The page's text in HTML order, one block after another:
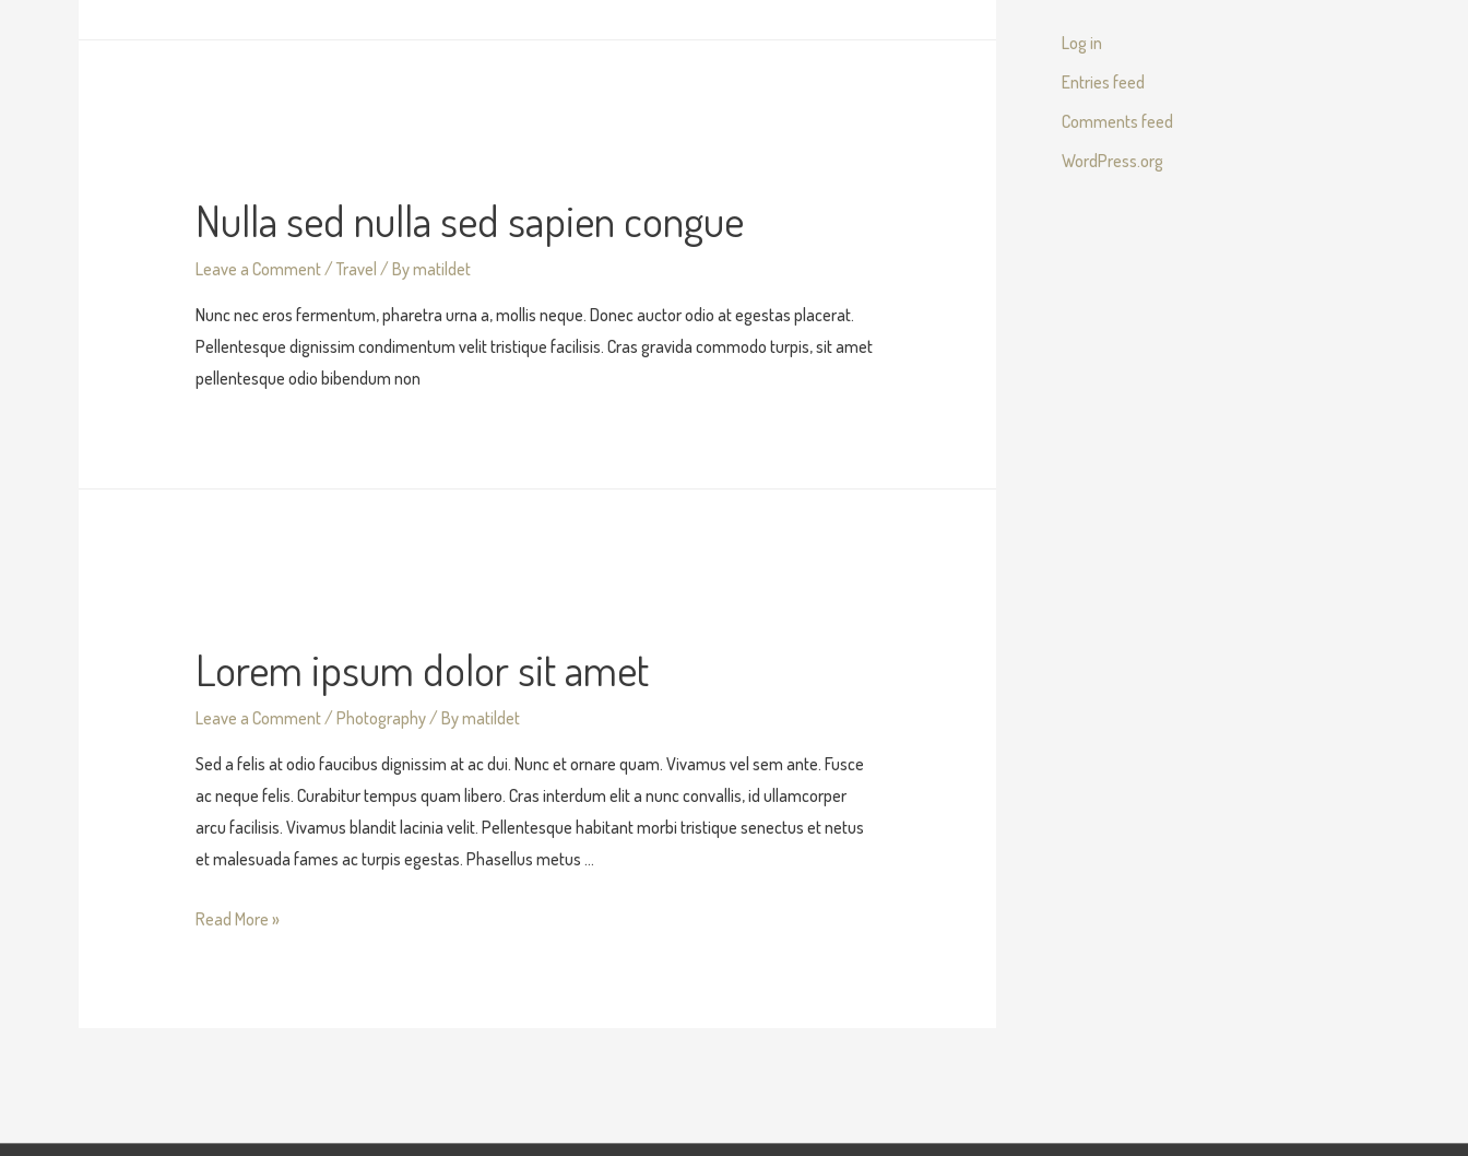
Nulla sed nulla sed sapien congue
Leave a Comment/Travel / Bymatildet
Nunc nec eros fermentum, pharetra urna a, mollis neque. Donec auctor odio at egestas placerat.
Pellentesque dignissim condimentum velit tristique facilisis. Cras gravida commodo turpis, sit amet
pellentesque odio bibendum non
Lorem ipsum dolor sit amet
Leave a Comment/Photography/ Bymatildet
Sed a felis at odio faucibus dignissim at ac dui. Nunc et ornare quam. Vivamus vel sem ante. Fusce
ac neque felis. Curabitur tempus quam libero. Cras interdum elit a nunc convallis, id ullamcorper
arcu facilisis. Vivamus blandit lacinia velit. Pellentesque habitant morbi tristique senectus et netus
et malesuada fames ac turpis egestas. Phasellus metus …
Read More »
Log in
Entries feed
Comments feed
WordPress.org